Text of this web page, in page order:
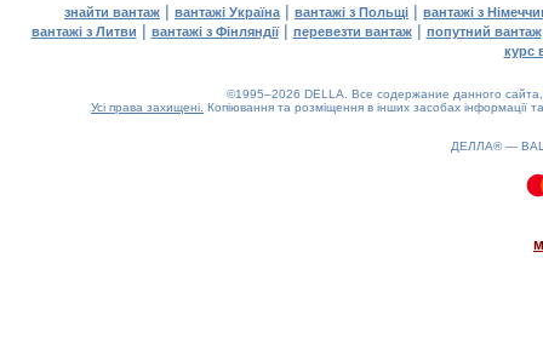
знайти вантаж | вантажі Україна | вантажі з Польщі | вантажі з
вантажі з Литви | вантажі з Фінляндії| перевезти вантаж| попутний вантаж
курс
©1995–2026 DELLA. Все содержание данного
Усі права захищені. Копіювання та розміщення в інших засобах інформації
ДЕЛЛА® —